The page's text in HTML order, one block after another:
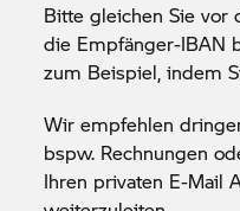
Bitte beachten Sie
Sicherheitsschritte:
Nutzen Siesichere
beginnen und auf
wie bspw. bmw-
spezifische Sub-
Bitte gleichen Sie vor
die Empfänger-IBAN
zum Beispiel, indem
Wir empfehlen
bspw. Rechnungen
Ihren privaten E-Mail